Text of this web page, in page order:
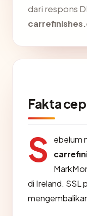
dari respons
Fakta
S
ebelum
di Ireland. SSL